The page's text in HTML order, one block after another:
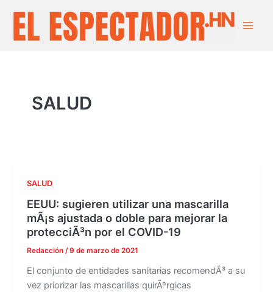
contenido
SALUD
SALUD
EEUU: sugieren utilizar una mascarilla
mÃ¡s ajustada o doble para mejorar la
protecciÃ³n por el COVID-19
Redacción/9 de marzo de 2021
El conjunto de entidades sanitarias recomendÃ³ a su
vez priorizar las mascarillas quirÃºrgicas